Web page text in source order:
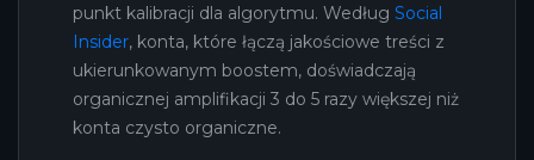
punkt kalibracji dla algorytmu. Według Social
Insider, konta, które łączą jakościowe treści z
ukierunkowanym boostem, doświadczają
organicznej amplifikacji 3 do 5 razy większej niż
konta czysto organiczne.